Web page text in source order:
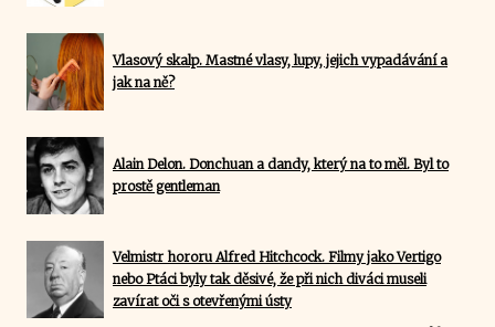
Vlasový skalp. Mastné vlasy, lupy, jejich vypadávání a
jak na ně?
Alain Delon. Donchuan a dandy, který na to měl. Byl to
prostě gentleman
Velmistr hororu Alfred Hitchcock. Filmy jako Vertigo
nebo Ptáci byly tak děsivé, že při nich diváci museli
zavírat oči s otevřenými ústy